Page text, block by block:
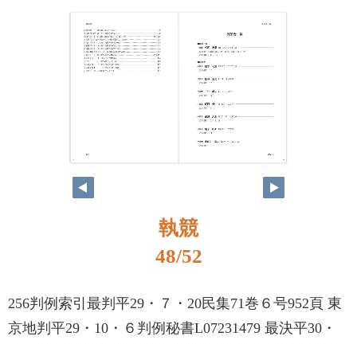
49
48
執競
48/52
256判例索引最判平29・７・20民集71巻６号952頁 東
京地判平29・10・６判例秘書L07231479 最決平30・